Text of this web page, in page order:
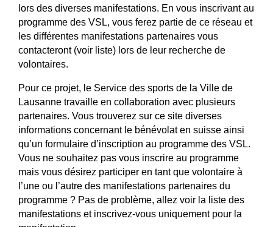
lors des diverses manifestations. En vous inscrivant au
programme des VSL, vous ferez partie de ce réseau et
les différentes manifestations partenaires vous
contacteront (voir liste) lors de leur recherche de
volontaires.
Pour ce projet, le Service des sports de la Ville de
Lausanne travaille en collaboration avec plusieurs
partenaires. Vous trouverez sur ce site diverses
informations concernant le bénévolat en suisse ainsi
qu’un formulaire d’inscription au programme des VSL.
Vous ne souhaitez pas vous inscrire au programme
mais vous désirez participer en tant que volontaire à
l’une ou l’autre des manifestations partenaires du
programme ? Pas de problème, allez voir la liste des
manifestations et inscrivez-vous uniquement pour la